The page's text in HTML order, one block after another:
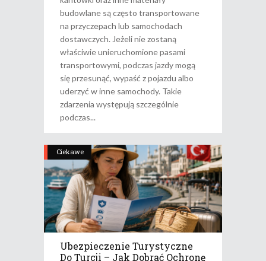
budowlane są często transportowane
na przyczepach lub samochodach
dostawczych. Jeżeli nie zostaną
właściwie unieruchomione pasami
transportowymi, podczas jazdy mogą
się przesunąć, wypaść z pojazdu albo
uderzyć w inne samochody. Takie
zdarzenia występują szczególnie
podczas
Ciekawe
Ubezpieczenie Turystyczne
Do Turcji – Jak Dobrać Ochronę